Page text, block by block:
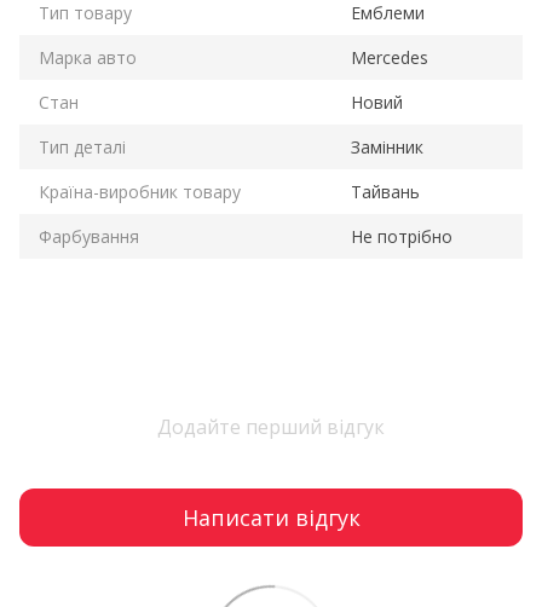
Тип товару
Емблеми
Марка авто
Mercedes
Стан
Новий
Тип деталі
Замінник
Країна-виробник товару
Тайвань
Фарбування
Не потрібно
Додайте перший відгук
Написати відгук